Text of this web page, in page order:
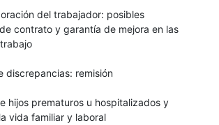
del trabajador: posibles
contrato y garantía de mejora en las
discrepancias: remisión
hijos prematuros u hospitalizados y
vida familiar y laboral